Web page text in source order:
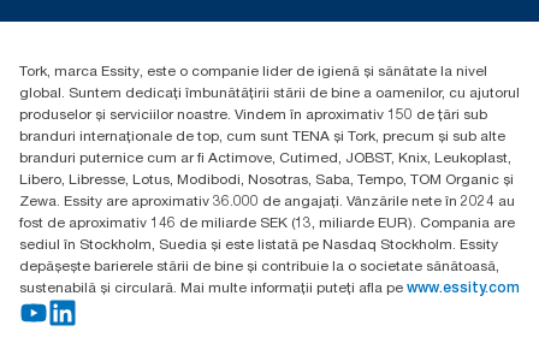
Essity Hungary Kft. Professional Hygiene
Budakeszi út 51.
Tork, marca Essity, este o companie lider de igienă și sănătate la nivel
global. Suntem dedicați îmbunătățirii stării de bine a oamenilor, cu ajutorul
produselor și serviciilor noastre. Vindem în aproximativ 150 de țări sub
branduri internaționale de top, cum sunt TENA și Tork, precum și sub alte
branduri puternice cum ar fi Actimove, Cutimed, JOBST, Knix, Leukoplast,
Libero, Libresse, Lotus, Modibodi, Nosotras, Saba, Tempo, TOM Organic și
Zewa. Essity are aproximativ 36.000 de angajați. Vânzările nete în 2024 au
fost de aproximativ 146 de miliarde SEK (13, miliarde EUR). Compania are
sediul în Stockholm, Suedia și este listată pe Nasdaq Stockholm. Essity
depășește barierele stării de bine și contribuie la o societate sănătoasă,
sustenabilă și circulară. Mai multe informații puteți afla pe www.essity.com